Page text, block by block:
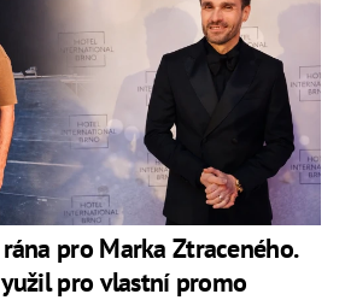
pro Marka Ztraceného.
pro vlastní promo